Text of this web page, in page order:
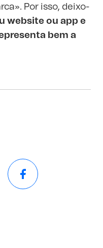
Por isso, deixo-
website ou app e
bem a